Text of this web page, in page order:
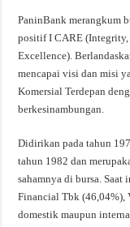
PaninBank merangkum
positif I CARE
Excellence).
mencapai visi dan misi
Komersial Terdepan
berkesinambungan.
Didirikan pada tahun
tahun 1982 dan
sahamnya di bursa. Saat
Financial Tbk (46,04%),
domestik maupun